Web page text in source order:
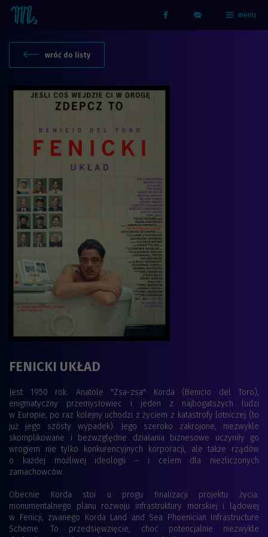
Strona główna - Kino Marzenie Facebook
menu
wróć do listy
FENICKI UKŁAD
Jest 1950 rok. Anatole "Zsa-zsa" Korda (Benicio del Toro),
enigmatyczny przemysłowiec i jeden z najbogatszych ludzi
w Europie, po raz kolejny uchodzi z życiem z katastrofy lotniczej (to
już jego szósty wypadek). Jego szeroko zakrojone, niezwykle
skomplikowane i bezwzględne działania biznesowe uczyniły go
wrogiem nie tylko konkurencyjnych korporacji, ale także rządów
o każdej możliwej ideologii – i celem dla niezliczonych
zamachowców.
Obecnie Korda stoi u progu finalizacji projektu życia:
monumentalnego planu rozwoju infrastruktury morskiej i lądowej
w Fenicji, zwanego Korda Land and Sea Phoenician Infrastructure
Scheme. To przedsięwzięcie, choć potencjalnie niezwykle